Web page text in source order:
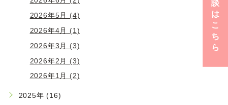
談
は
こ
ち
ら
2026年5月 (4)
2026年4月 (1)
2026年3月 (3)
2026年2月 (3)
2026年1月 (2)
2025年 (16)